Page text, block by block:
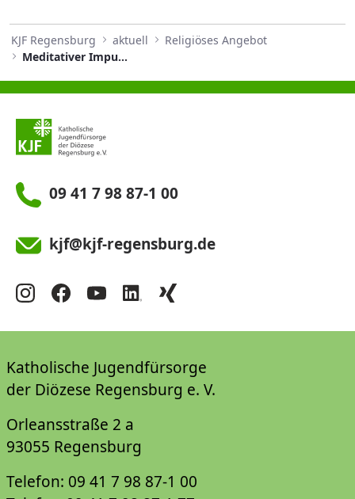
KJF Regensburg aktuell
Religiöses Angebot
Meditativer Impuls August 2024
09 41 7 98 87-1 00
kjf@kjf-regensburg.de
Katholische Jugendfürsorge
der Diözese Regensburg e. V.
Orleansstraße 2 a
93055 Regensburg
Telefon: 09 41 7 98 87-1 00